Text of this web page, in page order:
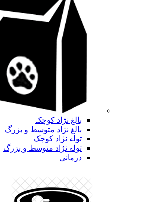
بالغ نژاد کوچک
بالغ نژاد متوسط و بزرگ
توله نژاد کوچک
توله نژاد متوسط و بزرگ
درمانی